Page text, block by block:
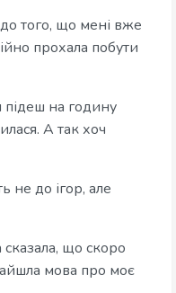
того, що мені вже
прохала побути
на годину
А так хоч
не до ігор, але
що скоро
мова про моє